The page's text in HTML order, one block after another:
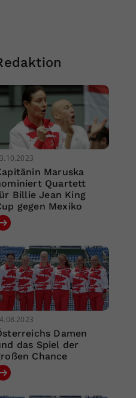
Maruska
Quartett
Billie Jean King
gegen Mexiko
Damen
das Spiel der
Chance